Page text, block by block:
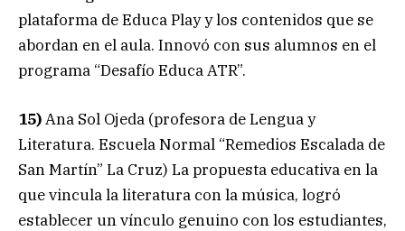
plataforma de Educa Play y los contenidos que se
abordan en el aula. Innovó con sus alumnos en el
programa “Desafío Educa ATR”.
15)Ana Sol Ojeda (profesora de Lengua y
Literatura. Escuela Normal “Remedios Escalada de
San Martín” La Cruz) La propuesta educativa en la
que vincula la literatura con la música, logró
establecer un vínculo genuino con los estudiantes,